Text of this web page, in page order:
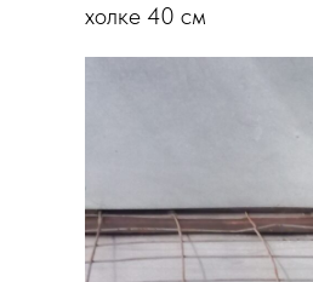
холке 40 см